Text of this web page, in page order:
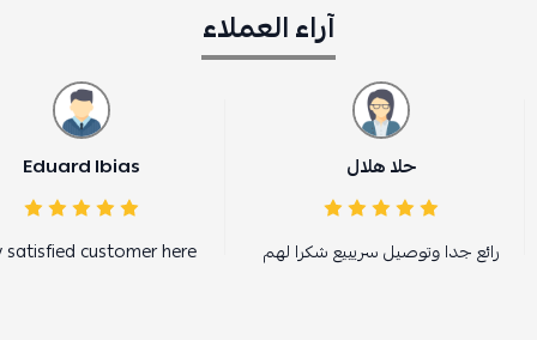
آراء العملاء
حلا هلال
رائع جدا وتوصيل سريييع شكرا لهم
Eduard Ibias
satisfied customer here.